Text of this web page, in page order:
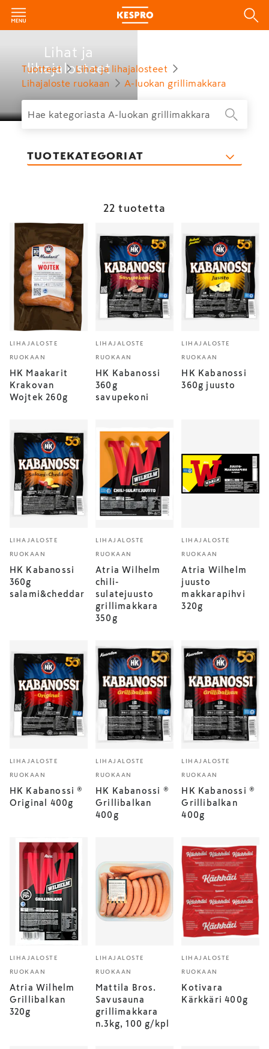
Lihat ja
lihajalosteet
Tuotteet
Lihat ja lihajalosteet
Lihajaloste ruokaan
A-luokan grillimakkara
TUOTEKATEGORIAT
22 tuotetta
LIHAJALOSTE
RUOKAAN
HK Maakarit
Krakovan
Wojtek 260g
LIHAJALOSTE
RUOKAAN
HK Kabanossi
360g
savupekoni
LIHAJALOSTE
RUOKAAN
HK Kabanossi
360g juusto
LIHAJALOSTE
RUOKAAN
HK Kabanossi
360g
salami&cheddar
LIHAJALOSTE
RUOKAAN
Atria Wilhelm
chili-
sulatejuusto
grillimakkara
350g
LIHAJALOSTE
RUOKAAN
Atria Wilhelm
juusto
makkarapihvi
320g
LIHAJALOSTE
RUOKAAN
HK Kabanossi ®
Original 400g
LIHAJALOSTE
RUOKAAN
HK Kabanossi ®
Grillibalkan
400g
LIHAJALOSTE
RUOKAAN
HK Kabanossi ®
Grillibalkan
400g
LIHAJALOSTE
RUOKAAN
Atria Wilhelm
Grillibalkan
320g
LIHAJALOSTE
RUOKAAN
Mattila Bros.
Savusauna
grillimakkara
n.3kg, 100 g/kpl
LIHAJALOSTE
RUOKAAN
Kotivara
Kärkkäri 400g